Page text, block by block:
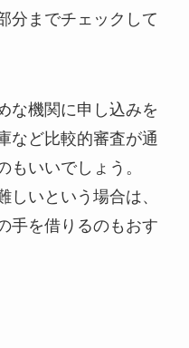
分までチェックして
な機関に申し込みを
など比較的審査が通
もいいでしょう。
しいという場合は、
手を借りるのもおす